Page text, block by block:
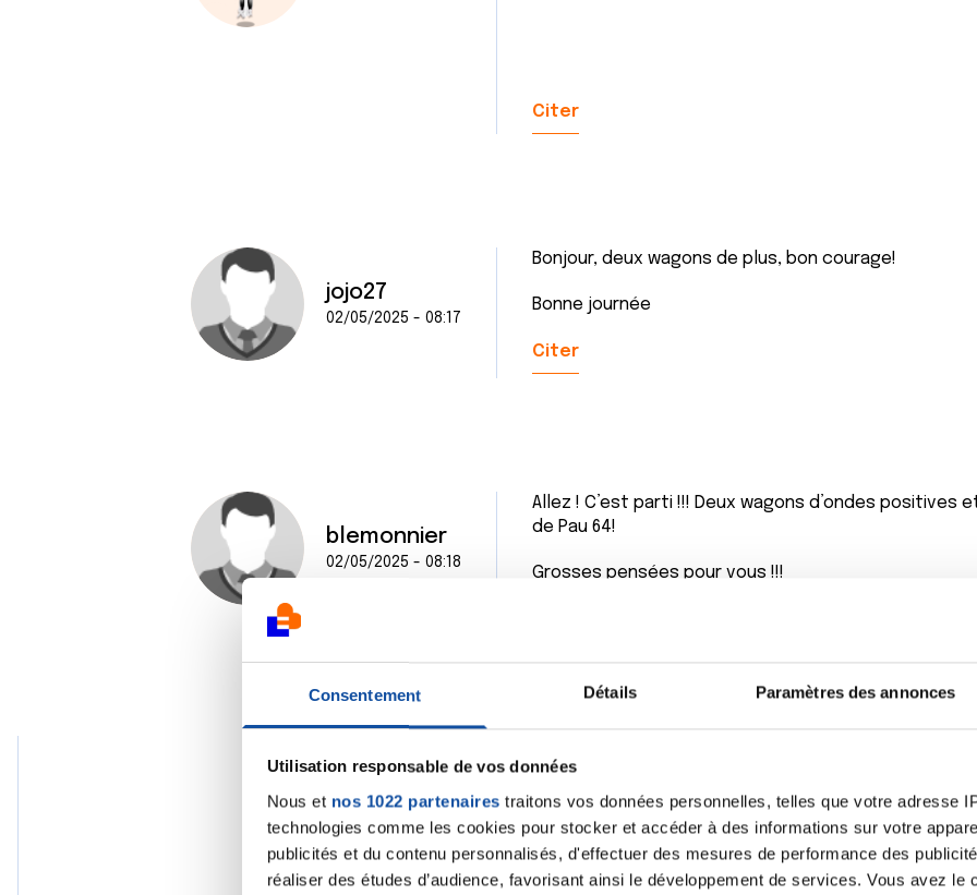
Consentement Détails Paramètres des annonces
Utilisation responsable de vos données
Nous et nos 1022 partenaires traitons vos données personnelles, telles que votre adresse
technologies comme les cookies pour stocker et accéder à des informations sur votre
publicités et du contenu personnalisés, d'effectuer des mesures de performance des
réaliser des études d’audience, favorisant ainsi le développement de services. Vous avez le
Citer
jojo27
02/05/2025 - 08:17
Bonjour, deux wagons de plus, bon courage!
Bonne journée
Citer
blemonnier
02/05/2025 - 08:18
Allez ! C’est parti !!! Deux wagons d’ondes positives
de Pau 64!
Grosses pensées pour vous !!!
Valérie G.
03/05/2025 - 00:11
Merci Bénédicte j'ai bien pensé à toi
y a peu de temps aussi.
J'espère que tu te remets bien de
toi.